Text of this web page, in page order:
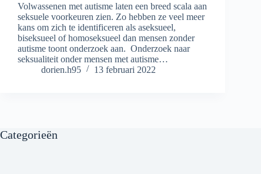
Volwassenen met autisme laten een breed scala aan
seksuele voorkeuren zien. Zo hebben ze veel meer
kans om zich te identificeren als aseksueel,
biseksueel of homoseksueel dan mensen zonder
autisme toont onderzoek aan. Onderzoek naar
seksualiteit onder mensen met autisme…
dorien.h95
13 februari 2022
Categorieën